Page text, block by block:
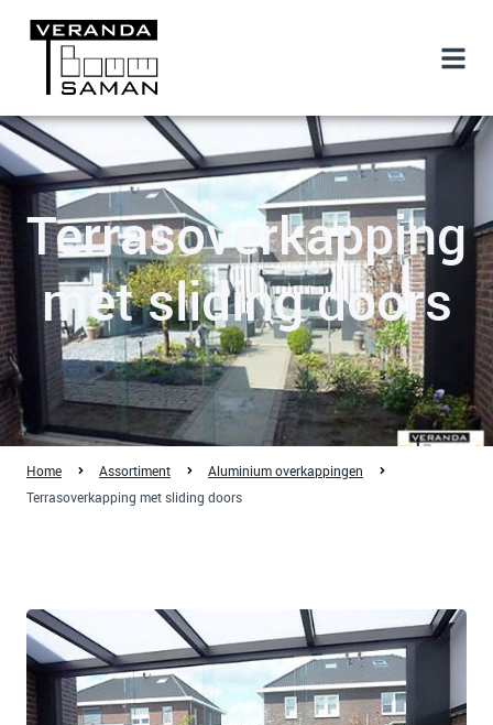
Terrasoverkapping
met sliding doors
Home Assortiment
Aluminium overkappingen
Terrasoverkapping met sliding doors